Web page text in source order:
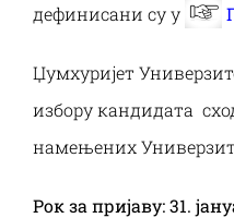
дефинисани су у
Џумхуријет
избору кандидата
намењених
Рок за пријаву: 31.